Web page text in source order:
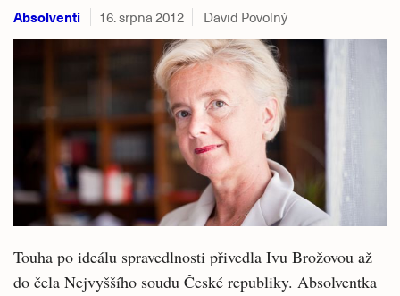
Absolventi 16. srpna 2012 David Povolný
Touha po ideálu spravedlnosti přivedla Ivu Brožovou až
do čela Nejvyššího soudu České republiky. Absolventka